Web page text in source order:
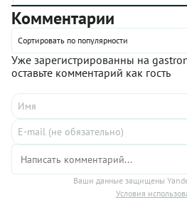
Комментарии
Сортировать по популярности
Уже зарегистрированны на
оставьте комментарий как гость
Ваши данные защищены
Условия